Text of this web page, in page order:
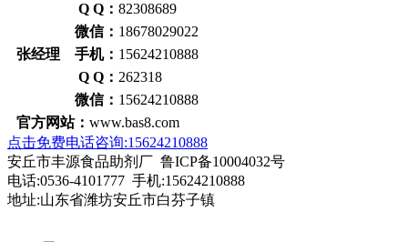
Q Q： 82308689
微信： 18678029022
张经理 手机： 15624210888
Q Q： 262318
微信： 15624210888
官方网站： www.bas8.com
点击免费电话咨询:15624210888
安丘市丰源食品助剂厂 鲁ICP备10004032号
电话:0536-4101777 手机:15624210888
地址:山东省潍坊安丘市白芬子镇